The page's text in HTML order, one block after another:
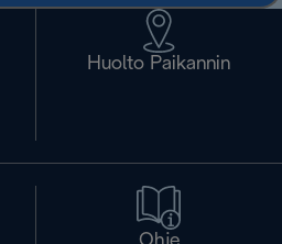
Huolto Paikannin